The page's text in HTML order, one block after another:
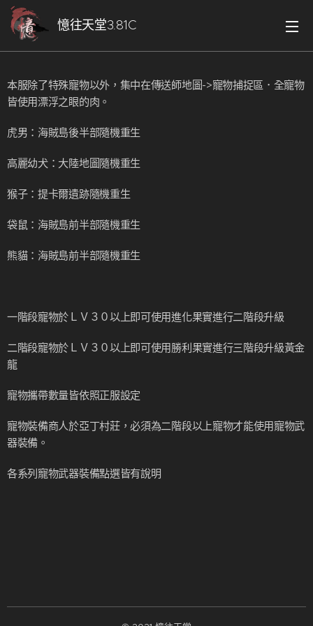
憶往天堂3.81C
本服除了特殊寵物以外，集中在傳送師地圖->寵物捕捉區．全寵物
皆使用漂浮之眼的肉。
虎男：海賊島後半部隨機重生
高麗幼犬：大陸地圖隨機重生
猴子：提卡爾遺跡隨機重生
袋鼠：海賊島前半部隨機重生
熊貓：海賊島前半部隨機重生
一階段寵物於ＬＶ３０以上即可使用進化果實進行二階段升級
二階段寵物於ＬＶ３０以上即可使用勝利果實進行三階段升級黃金
龍
寵物攜帶數量皆依照正服設定
寵物裝備商人於亞丁村莊，必須為二階段以上寵物才能使用寵物武
器裝備。
各系列寵物武器裝備點選皆有說明